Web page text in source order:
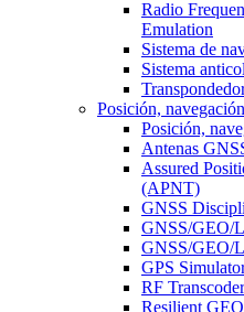
Radio
Emulation
Sistema de
Sistema
Posición,
Posición,
Antenas
Assured
(APNT)
GNSS
GNSS/GEO/
GNSS/GEO/
GPS
RF Transcoder
Resilient